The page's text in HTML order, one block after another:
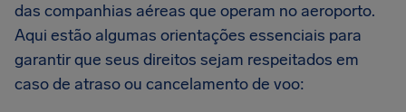
das companhias aéreas que operam no aeroporto.
Aqui estão algumas orientações essenciais para
garantir que seus direitos sejam respeitados em
caso de atraso ou cancelamento de voo: